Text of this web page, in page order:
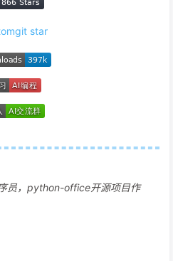
员，python-office开源项目作